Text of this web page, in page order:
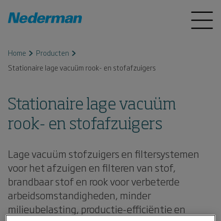
Home
Producten
Stationaire lage vacuüm rook- en stofafzuigers
Stationaire lage vacuüm
rook- en stofafzuigers
Lage vacuüm stofzuigers en filtersystemen
voor het afzuigen en filteren van stof,
brandbaar stof en rook voor verbeterde
arbeidsomstandigheden, minder
milieubelasting, productie-efficiëntie en